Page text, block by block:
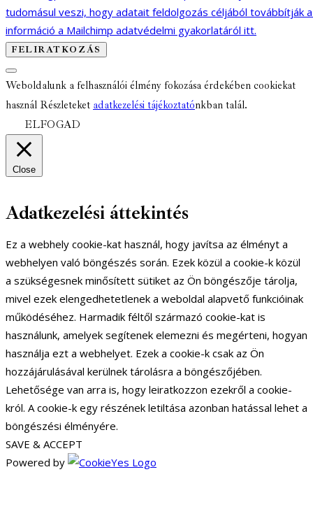
tudomásul veszi, hogy adatait feldolgozás céljából továbbítják
információ a Mailchimp adatvédelmi gyakorlatáról itt.
Weboldalunk a felhasználói élmény fokozása érdekében cookiekat
használ Részleteket adatkezelési tájékoztatónkban talál.
ELFOGAD
Close
Adatkezelési áttekintés
Ez a webhely cookie-kat használ, hogy javítsa az élményt a
webhelyen való böngészés során. Ezek közül a cookie-k közül
a szükségesnek minősített sütiket az Ön böngészője tárolja,
mivel ezek elengedhetetlenek a weboldal alapvető funkcióinak
működéséhez. Harmadik féltől származó cookie-kat is
használunk, amelyek segítenek elemezni és megérteni, hogyan
használja ezt a webhelyet. Ezek a cookie-k csak az Ön
hozzájárulásával kerülnek tárolásra a böngészőjében.
Lehetősége van arra is, hogy leiratkozzon ezekről a cookie-
król. A cookie-k egy részének letiltása azonban hatással lehet a
böngészési élményére.
SAVE & ACCEPT
Powered by